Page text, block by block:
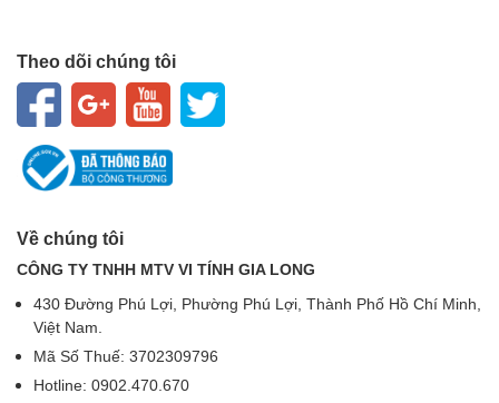
Theo dõi chúng tôi
Về chúng tôi
CÔNG TY TNHH MTV VI TÍNH GIA LONG
430 Đường Phú Lợi, Phường Phú Lợi, Thành Phố Hồ Chí Minh,
Việt Nam.
Mã Số Thuế: 3702309796
Hotline: 0902.470.670